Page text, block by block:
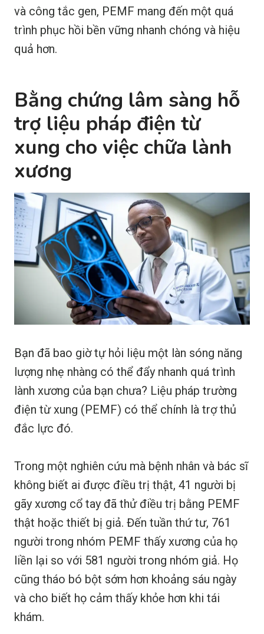
và công tắc gen, PEMF mang đến một quá
trình phục hồi bền vững nhanh chóng và hiệu
quả hơn.
Bằng chứng lâm sàng hỗ
trợ liệu pháp điện từ
xung cho việc chữa lành
xương
Bạn đã bao giờ tự hỏi liệu một làn sóng năng
lượng nhẹ nhàng có thể đẩy nhanh quá trình
lành xương của bạn chưa? Liệu pháp trường
điện từ xung (PEMF) có thể chính là trợ thủ
đắc lực đó.
Trong một nghiên cứu mà bệnh nhân và bác sĩ
không biết ai được điều trị thật, 41 người bị
gãy xương cổ tay đã thử điều trị bằng PEMF
thật hoặc thiết bị giả. Đến tuần thứ tư, 761
người trong nhóm PEMF thấy xương của họ
liền lại so với 581 người trong nhóm giả. Họ
cũng tháo bó bột sớm hơn khoảng sáu ngày
và cho biết họ cảm thấy khỏe hơn khi tái
khám.